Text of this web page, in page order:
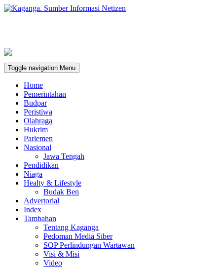
Toggle navigation Menu
Home
Pemerintahan
Budpar
Peristiwa
Olahraga
Hukrim
Parlemen
Nasional
Jawa Tengah
Pendidikan
Niaga
Healty & Lifestyle
Budak Ben
Advertorial
Index
Tambahan
Tentang Kaganga
Pedoman Media Siber
SOP Perlindungan Wartawan
Visi & Misi
Video